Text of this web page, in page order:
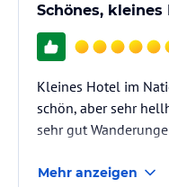
Schönes,
Kleines Hotel im
schön, aber sehr
sehr gut
Mehr anzeigen